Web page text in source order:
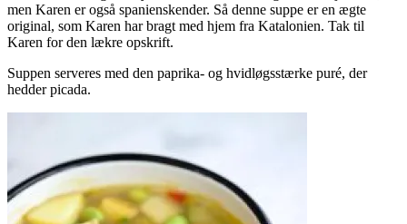
men Karen er også spanienskender. Så denne suppe er en ægte
original, som Karen har bragt med hjem fra Katalonien. Tak til
Karen for den lækre opskrift.
Suppen serveres med den paprika- og hvidløgsstærke puré, der
hedder picada.